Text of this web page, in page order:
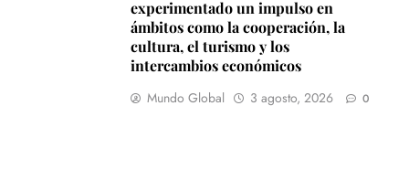
experimentado un impulso en
ámbitos como la cooperación, la
cultura, el turismo y los
intercambios económicos
Mundo Global 3 agosto, 2026 0